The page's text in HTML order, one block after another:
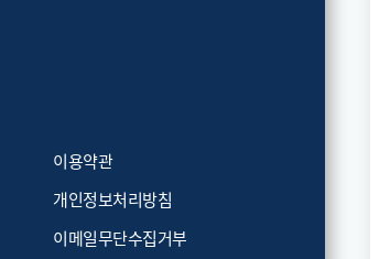
이용약관
개인정보처리방침
이메일무단수집거부